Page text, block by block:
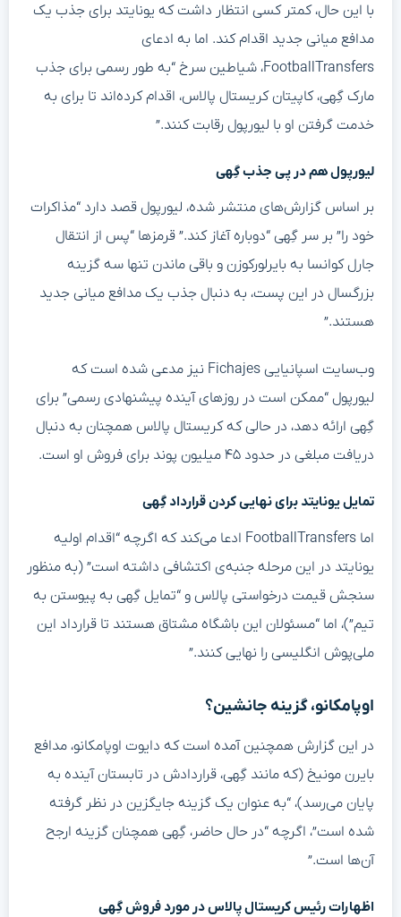
با این حال، کمتر کسی انتظار داشت که یونایتد برای جذب یک
مدافع میانی جدید اقدام کند. اما به ادعای
FootballTransfers، شیاطین سرخ “به طور رسمی برای جذب
مارک گِهی، کاپیتان کریستال پالاس، اقدام کرده‌اند تا برای به
خدمت گرفتن او با لیورپول رقابت کنند.”
لیورپول هم در پی جذب گِهی
بر اساس گزارش‌های منتشر شده، لیورپول قصد دارد “مذاکرات
خود را” بر سر گِهی “دوباره آغاز کند.” قرمزها “پس از انتقال
جارل کوانسا به بایرلورکوزن و باقی ماندن تنها سه گزینه
بزرگسال در این پست، به دنبال جذب یک مدافع میانی جدید
هستند.”
وب‌سایت اسپانیایی Fichajes نیز مدعی شده است که
لیورپول “ممکن است در روزهای آینده پیشنهادی رسمی” برای
گِهی ارائه دهد، در حالی که کریستال پالاس همچنان به دنبال
دریافت مبلغی در حدود ۴۵ میلیون پوند برای فروش او است.
تمایل یونایتد برای نهایی کردن قرارداد گِهی
اما FootballTransfers ادعا می‌کند که اگرچه “اقدام اولیه
یونایتد در این مرحله جنبه‌ی اکتشافی داشته است” (به منظور
سنجش قیمت درخواستی پالاس و “تمایل گِهی به پیوستن به
تیم”)، اما “مسئولان این باشگاه مشتاق هستند تا قرارداد این
ملی‌پوش انگلیسی را نهایی کنند.”
اوپامکانو، گزینه جانشین؟
در این گزارش همچنین آمده است که دایوت اوپامکانو، مدافع
بایرن مونیخ (که مانند گِهی، قراردادش در تابستان آینده به
پایان می‌رسد)، “به عنوان یک گزینه جایگزین در نظر گرفته
شده است”، اگرچه “در حال حاضر، گِهی همچنان گزینه ارجح
آن‌ها است.”
اظهارات رئیس کریستال پالاس در مورد فروش گِهی